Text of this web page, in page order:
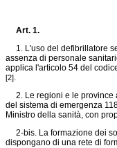
Art. 1.
1. L'uso del defibrillatore
assenza di personale
applica l'articolo 54 del
[2].
2. Le regioni e le province
del sistema di emergenza
Ministro della sanità, con
2-bis. La formazione dei
dispongano di una rete di